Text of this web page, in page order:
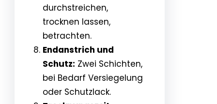
durchstreichen,
trocknen lassen,
betrachten.
Endanstrich und
Schutz: Zwei Schichten,
bei Bedarf Versiegelung
oder Schutzlack.